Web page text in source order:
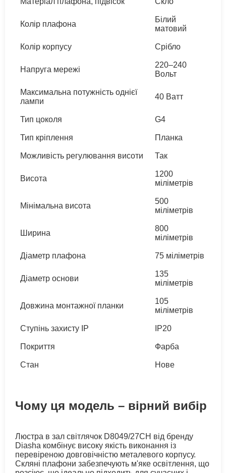
Колір плафона
Білий
матовий
Колір корпусу Срібло
Напруга мережі
220–240
Вольт
Максимальна потужність однієї
лампи
40 Ватт
Тип цоколя G4
Тип кріплення Планка
Можливість регулювання висоти Так
Висота
1200
міліметрів
Мінімальна висота
500
міліметрів
Ширина
800
міліметрів
Діаметр плафона 75 міліметрів
Діаметр основи
135
міліметрів
Довжина монтажної планки
105
міліметрів
Ступінь захисту IP IP20
Покриття Фарба
Стан Нове
Чому ця модель – вірний вибір
Люстра в зал світлячок D8049/27CH від бренду
Diasha комбінує високу якість виконання із
перевіреною довговічністю металевого корпусу.
Скляні плафони забезпечують м'яке освітлення, що